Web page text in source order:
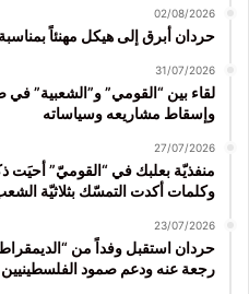
02/08/2026
حردان أبرق إلى هيكل مهنئاً
31/07/2026
لقاء بين “القومي” و”الشعبية” في
وإسقاط مشاريعه وسياساته
27/07/2026
منفذيّة بعلبك في “القوميّ” أحيَت
وكلمات أكدت التمسّك بثلاثيّة
23/07/2026
حردان استقبل وفداً من
رجعة عنه ودعم صمود الفلسطينيين